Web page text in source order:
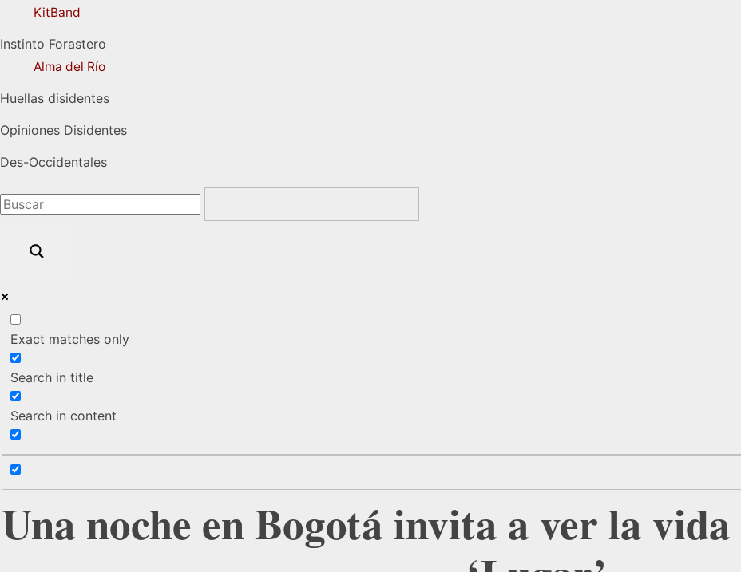
KitBand
Instinto Forastero
Alma del Río
Huellas disidentes
Opiniones Disidentes
Des-Occidentales
Exact matches only
Search in title
Search in content
Una noche en Bogotá invita a ver la